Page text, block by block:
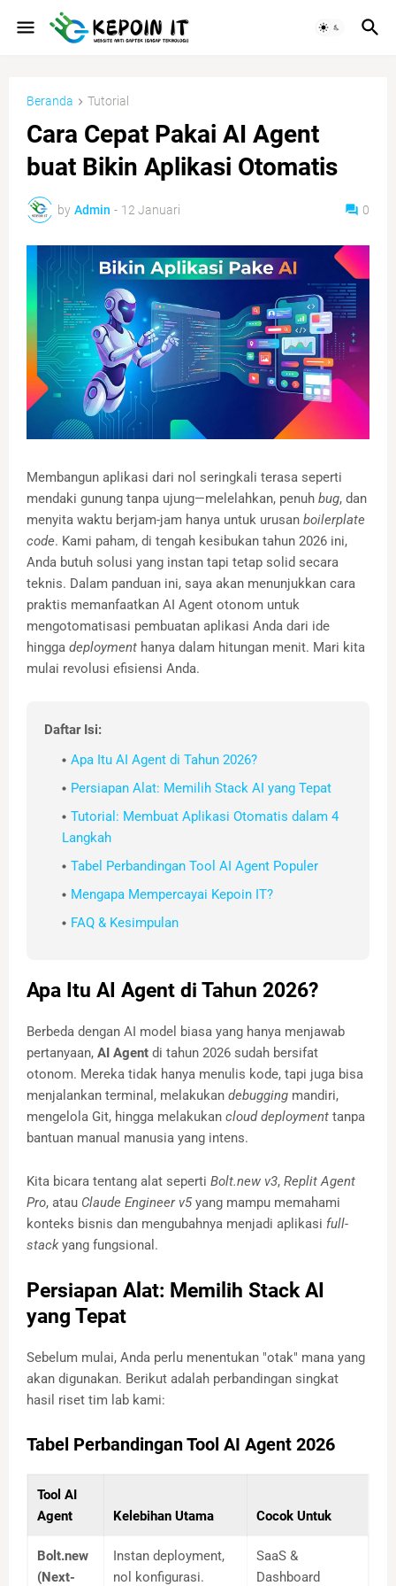
Beranda Tutorial
Cara Cepat Pakai AI Agent
buat Bikin Aplikasi Otomatis
by Admin - 12 Januari 0
Membangun aplikasi dari nol seringkali terasa seperti
mendaki gunung tanpa ujung—melelahkan, penuh bug, dan
menyita waktu berjam-jam hanya untuk urusan boilerplate
code. Kami paham, di tengah kesibukan tahun 2026 ini,
Anda butuh solusi yang instan tapi tetap solid secara
teknis. Dalam panduan ini, saya akan menunjukkan cara
praktis memanfaatkan AI Agent otonom untuk
mengotomatisasi pembuatan aplikasi Anda dari ide
hingga deployment hanya dalam hitungan menit. Mari kita
mulai revolusi efisiensi Anda.
Daftar Isi:
Apa Itu AI Agent di Tahun 2026?
Persiapan Alat: Memilih Stack AI yang Tepat
Tutorial: Membuat Aplikasi Otomatis dalam 4
Langkah
Tabel Perbandingan Tool AI Agent Populer
Mengapa Mempercayai Kepoin IT?
FAQ & Kesimpulan
Apa Itu AI Agent di Tahun 2026?
Berbeda dengan AI model biasa yang hanya menjawab
pertanyaan, AI Agent di tahun 2026 sudah bersifat
otonom. Mereka tidak hanya menulis kode, tapi juga bisa
menjalankan terminal, melakukan debugging mandiri,
mengelola Git, hingga melakukan cloud deployment tanpa
bantuan manual manusia yang intens.
Kita bicara tentang alat seperti Bolt.new v3, Replit Agent
Pro, atau Claude Engineer v5yang mampu memahami
konteks bisnis dan mengubahnya menjadi aplikasi full-
stackyang fungsional.
Persiapan Alat: Memilih Stack AI
yang Tepat
Sebelum mulai, Anda perlu menentukan "otak" mana yang
akan digunakan. Berikut adalah perbandingan singkat
hasil riset tim lab kami:
Tabel Perbandingan Tool AI Agent 2026
Tool AI
Agent
Kelebihan Utama Cocok Untuk
Bolt.new
(Next-
Instan deployment,
nol konfigurasi.
SaaS &
Dashboard